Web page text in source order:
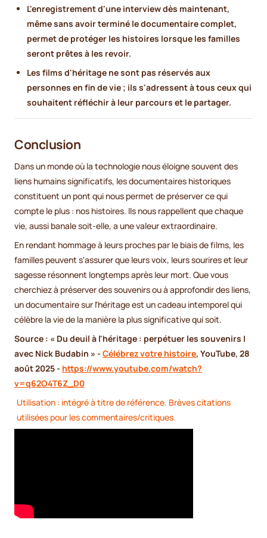
L'enregistrement d'une interview dès maintenant,
même sans avoir terminé le documentaire complet,
permet de protéger les histoires lorsque les familles
seront prêtes à les revoir.
Les films d'héritage ne sont pas réservés aux
personnes en fin de vie ; ils s'adressent à tous ceux qui
souhaitent réfléchir à leur parcours et le partager.
Conclusion
Dans un monde où la technologie nous éloigne souvent des
liens humains significatifs, les documentaires historiques
constituent un pont qui nous permet de préserver ce qui
compte le plus : nos histoires. Ils nous rappellent que chaque
vie, aussi banale soit-elle, a une valeur extraordinaire.
En rendant hommage à leurs proches par le biais de films, les
familles peuvent s'assurer que leurs voix, leurs sourires et leur
sagesse résonnent longtemps après leur mort. Que vous
cherchiez à préserver des souvenirs ou à approfondir des liens,
un documentaire sur l'héritage est un cadeau intemporel qui
célèbre la vie de la manière la plus significative qui soit.
Source : « Du deuil à l'héritage : perpétuer les souvenirs |
avec Nick Budabin » - Célébrez votre histoire, YouTube, 28
août 2025 - https://www.youtube.com/watch?
v=q62O4T6Z_D0
Utilisation : intégré à titre de référence. Brèves citations
utilisées pour les commentaires/critiques.